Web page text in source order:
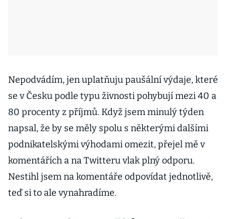
Nepodvádím, jen uplatňuju paušální výdaje, které
se v Česku podle typu živnosti pohybují mezi 40 a
80 procenty z příjmů. Když jsem minulý týden
napsal, že by se měly spolu s některými dalšími
podnikatelskými výhodami omezit, přejel mě v
komentářích a na Twitteru vlak plný odporu.
Nestihl jsem na komentáře odpovídat jednotlivě,
teď si to ale vynahradíme.